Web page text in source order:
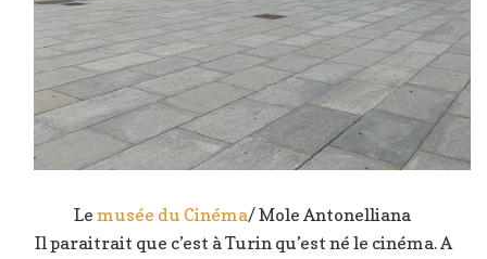
Le musée du Cinéma/ Mole Antonelliana
Il paraitrait que c’est à Turin qu’est né le cinéma. A